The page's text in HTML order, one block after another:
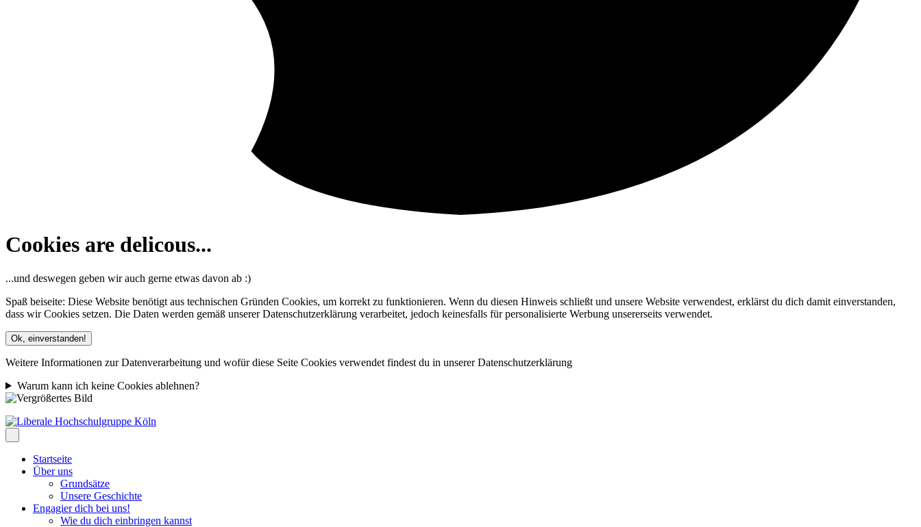
Cookies are delicous...
...und deswegen geben wir auch gerne etwas davon ab :)
Spaß beiseite: Diese Website benötigt aus technischen Gründen Cookies, um korrekt zu funktionieren. Wenn du diesen Hinweis schließt und unsere Website verwendest, erklärst du dich damit einverstanden,
dass wir Cookies setzen. Die Daten werden gemäß unserer Datenschutzerklärung verarbeitet, jedoch keinesfalls für personalisierte Werbung unsererseits verwendet.
Ok, einverstanden!
Weitere Informationen zur Datenverarbeitung und wofür diese Seite Cookies verwendet findest du in unserer Datenschutzerklärung
Warum kann ich keine Cookies ablehnen?
Startseite
Über uns
Grundsätze
Unsere Geschichte
Engagier dich bei uns!
Wie du dich einbringen kannst